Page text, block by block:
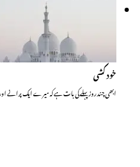
خود کشی
ابھی چند روز پہلے کی بات ہے کہ میرے ایک